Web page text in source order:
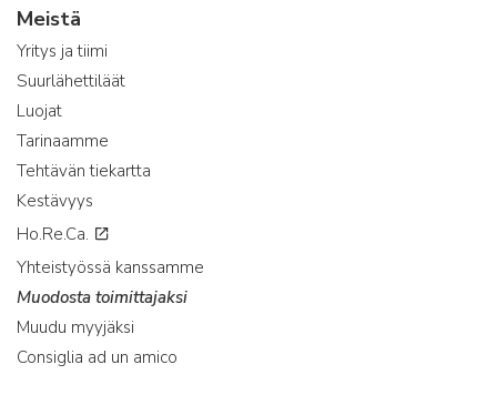
Meistä
Yritys ja tiimi
Suurlähettiläät
Luojat
Tarinaamme
Tehtävän tiekartta
Kestävyys
Ho.Re.Ca.
Yhteistyössä kanssamme
Muodosta toimittajaksi
Muudu myyjäksi
Consiglia ad un amico